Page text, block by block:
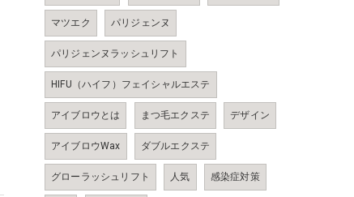
マツエク パリジェンヌ
パリジェンヌラッシュリフト
HIFU（ハイフ）フェイシャルエステ
アイブロウとは まつ毛エクステ デザイン
アイブロウWax ダブルエクステ
グローラッシュリフト 人気 感染症対策